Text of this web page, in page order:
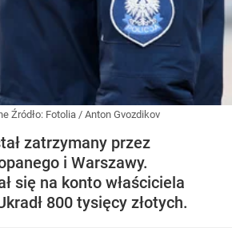
Źródło: Fotolia / Anton Gvozdikov
zatrzymany przez
i Warszawy.
się na konto właściciela
800 tysięcy złotych.